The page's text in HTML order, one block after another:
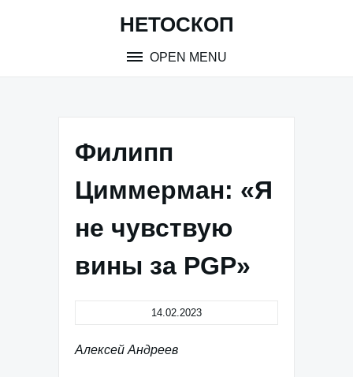
НЕТОСКОП
OPEN MENU
Филипп
Циммерман: «Я
не чувствую
вины за PGP»
14.02.2023
Алексей Андреев